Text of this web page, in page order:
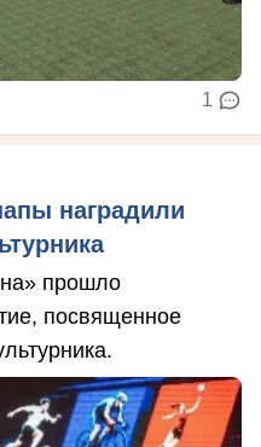
1
наградили
прошло
посвященное